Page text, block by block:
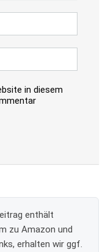
in diesem
enthält
zu Amazon und
erhalten wir ggf.